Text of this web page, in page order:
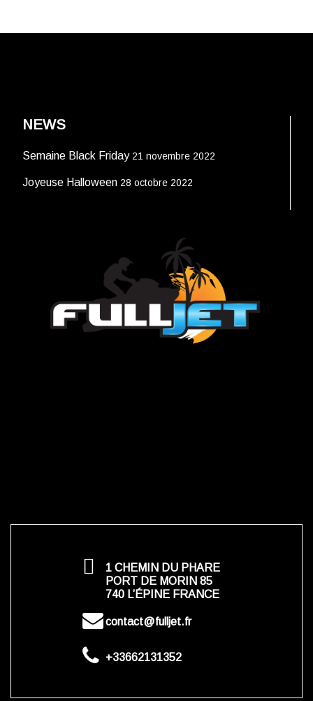
NEWS
Semaine Black Friday 21 novembre 2022
Joyeuse Halloween 28 octobre 2022
1 CHEMIN DU PHARE
PORT DE MORIN 85
740 L’ÉPINE FRANCE
contact@fulljet.fr
+33662131352